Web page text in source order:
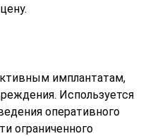
имплантатам,
Используется
оперативного
ограниченного